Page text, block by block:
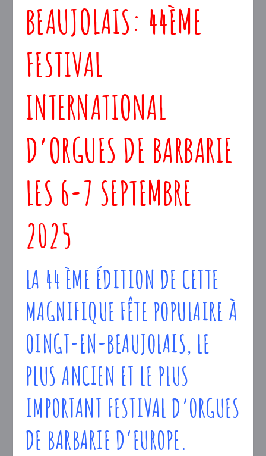
BEAUJOLAIS: 44ÈME
FESTIVAL
INTERNATIONAL
D’ORGUES DE BARBARIE
LES 6-7 SEPTEMBRE
2025
LA 44 ÈME ÉDITION DE CETTE
MAGNIFIQUE FÊTE POPULAIRE À
OINGT-EN-BEAUJOLAIS, LE
PLUS ANCIEN ET LE PLUS
IMPORTANT FESTIVAL D’ORGUES
DE BARBARIE D’EUROPE.